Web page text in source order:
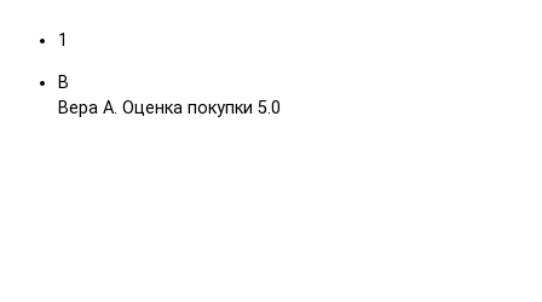
1
В
Вера А. Оценка покупки 5.0